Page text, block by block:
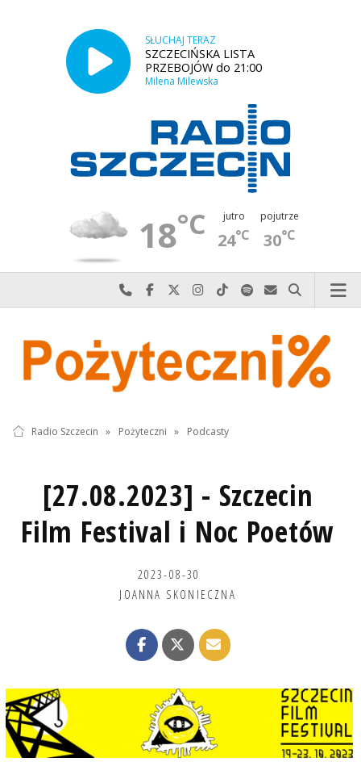
SŁUCHAJ TERAZ
SZCZECIŃSKA LISTA
PRZEBOJÓW do 21:00
Milena Milewska
18°C jutro
24°C
pojutrze
30°C
Najlepiej po prostu do nas zadzwoń
Odwiedź nas na Facebook-u
Odwiedź nas na X
Odwiedź nas na Instagram-ie
Odwiedź nas na TikTok-u
Szukaj nas na Spotify
Wyślij do nas
Szukaj
Radio Szczecin » Pożyteczni » Podcasty
[27.08.2023] - Szczecin
Film Festival i Noc Poetów
2023-08-30
JOANNA SKONIECZNA